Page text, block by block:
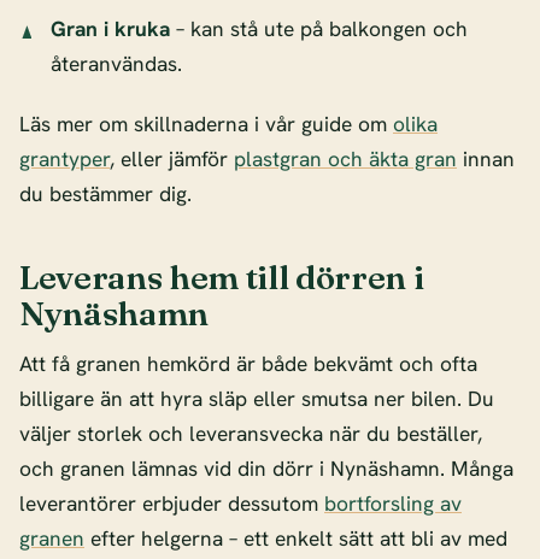
Gran i kruka– kan stå ute på balkongen och
återanvändas.
Läs mer om skillnaderna i vår guide om olika
grantyper, eller jämför plastgran och äkta gran innan
du bestämmer dig.
Leverans hem till dörren i
Nynäshamn
Att få granen hemkörd är både bekvämt och ofta
billigare än att hyra släp eller smutsa ner bilen. Du
väljer storlek och leveransvecka när du beställer,
och granen lämnas vid din dörr i Nynäshamn. Många
leverantörer erbjuder dessutom bortforsling av
granen efter helgerna – ett enkelt sätt att bli av med